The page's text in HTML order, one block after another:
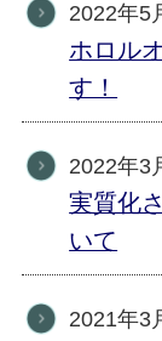
2022年5
ホロル
す！
2022年3
実質化
いて
2021年3